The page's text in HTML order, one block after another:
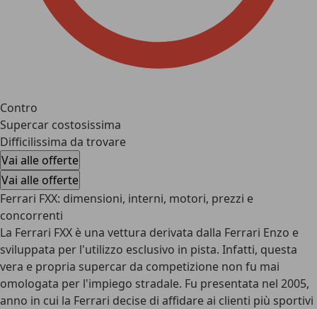
Contro
Supercar costosissima
Difficilissima da trovare
Vai alle offerte
Vai alle offerte
Ferrari FXX: dimensioni, interni, motori, prezzi e
concorrenti
La Ferrari FXX è una vettura derivata dalla Ferrari Enzo e
sviluppata per l'utilizzo esclusivo in pista. Infatti, questa
vera e propria supercar da competizione non fu mai
omologata per l'impiego stradale. Fu presentata nel 2005,
anno in cui la Ferrari decise di affidare ai clienti più sportivi